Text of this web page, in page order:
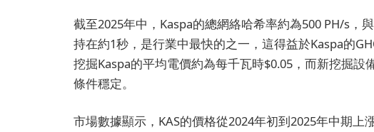
截至2025年中，Kaspa的總網絡哈希率約為500 PH/s，
持在約1秒，是行業中最快的之一，這得益於Kaspa的
挖掘Kaspa的平均電價約為每千瓦時$0.05，而新挖掘設
條件穩定。
市場數據顯示，KAS的價格從2024年初到2025年中期上